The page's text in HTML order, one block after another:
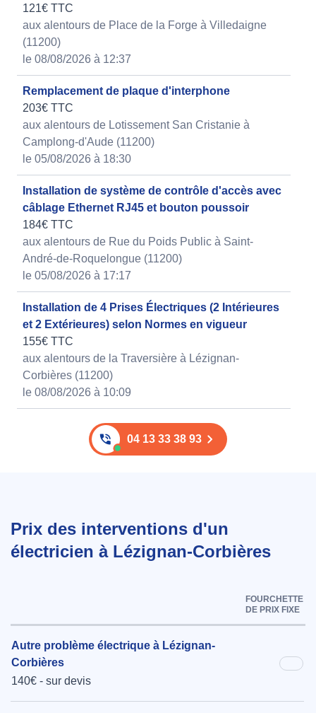
121€ TTC
aux alentours de Place de la Forge à Villedaigne
(11200)
le 08/08/2026 à 12:37
Remplacement de plaque d'interphone
203€ TTC
aux alentours de Lotissement San Cristanie à
Camplong-d'Aude (11200)
le 05/08/2026 à 18:30
Installation de système de contrôle d'accès avec
câblage Ethernet RJ45 et bouton poussoir
184€ TTC
aux alentours de Rue du Poids Public à Saint-
André-de-Roquelongue (11200)
le 05/08/2026 à 17:17
Installation de 4 Prises Électriques (2 Intérieures
et 2 Extérieures) selon Normes en vigueur
155€ TTC
aux alentours de la Traversière à Lézignan-
Corbières (11200)
le 08/08/2026 à 10:09
04 13 33 38 93
Prix des interventions d'un
électricien à Lézignan-Corbières
FOURCHETTE
DE PRIX FIXE
Autre problème électrique à Lézignan-
Corbières
140€ - sur devis